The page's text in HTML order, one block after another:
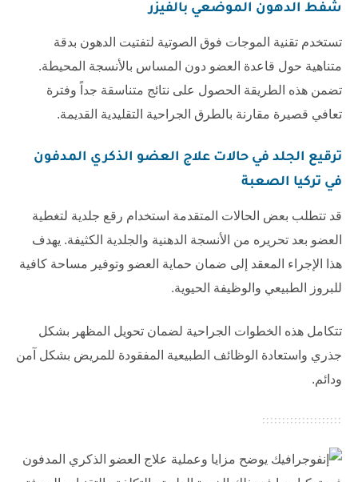
شفط الدهون الموضعي بالفيزر
تستخدم تقنية الموجات فوق الصوتية لتفتيت الدهون بدقة
متناهية حول قاعدة العضو دون المساس بالأنسجة المحيطة.
تضمن هذه الطريقة الحصول على نتائج متناسقة جداً وفترة
تعافي قصيرة مقارنة بالطرق الجراحية التقليدية القديمة.
ترقيع الجلد في حالات علاج العضو الذكري المدفون
في تركيا الصعبة
قد تتطلب بعض الحالات المتقدمة استخدام رقع جلدية لتغطية
العضو بعد تحريره من الأنسجة الدهنية والجلدية الكثيفة. يهدف
هذا الإجراء المعقد إلى ضمان حماية العضو وتوفير مساحة كافية
للبروز الطبيعي والوظيفة الحيوية.
تتكامل هذه الخطوات الجراحية لضمان تحويل المظهر بشكل
جذري واستعادة الوظائف الطبيعية المفقودة للمريض بشكل آمن
ودائم.